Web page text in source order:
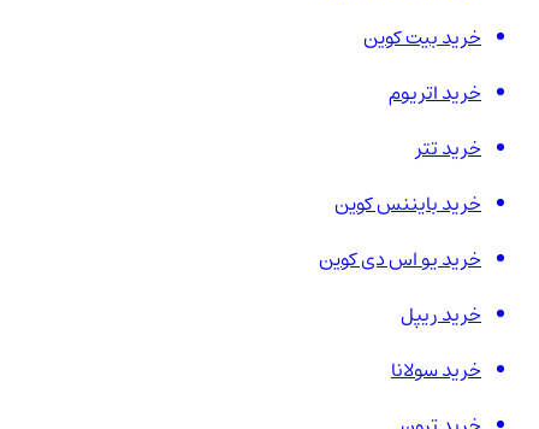
خرید بیت کوین
خرید اتریوم
خرید تتر
خرید بایننس کوین
خرید یو اس دی کوین
خرید ریپل
خرید سولانا